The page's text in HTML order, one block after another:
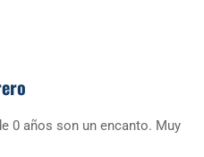
0 años son un encanto. Muy